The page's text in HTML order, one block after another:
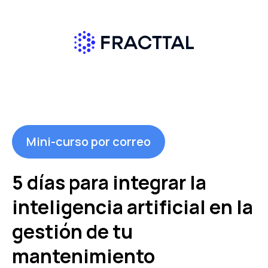
Mini-curso por correo
5 días para integrar la
inteligencia artificial en la
gestión de tu
mantenimiento